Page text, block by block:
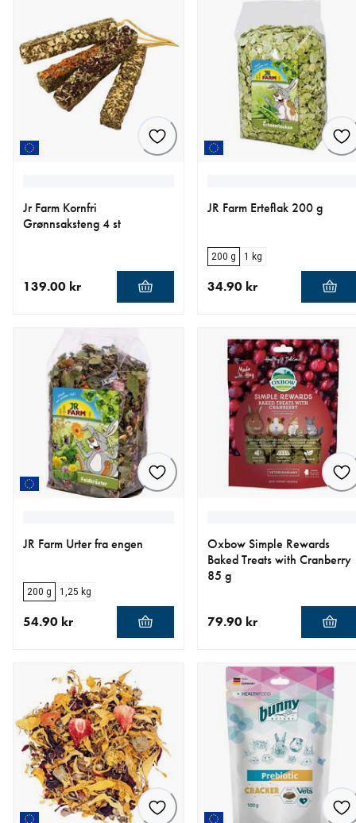
Jr Farm Kornfri
Grønnsaksteng 4 st
139.00 kr
JR Farm Erteflak 200 g
200 g 1 kg
34.90 kr
JR Farm Urter fra engen
200 g 1,25 kg
54.90 kr
Oxbow Simple Rewards
Baked Treats with Cranberry
85 g
79.90 kr